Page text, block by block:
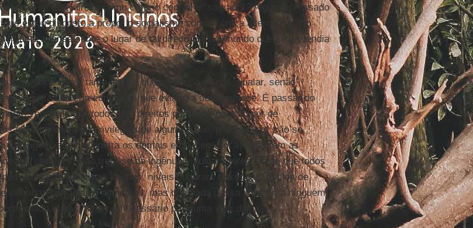
se este direito como critério central e “sagrado”? Algum apressado
que estou disposto a propor o socialismo como a única alternativa. No
apenas sobre o lugar de tal direito em um mundo que se pretendia
sociedade não é tanto aquela que se ocupa de nos igualar, senão
aquela que cria condições que evitam a desigualdade. É passar do
verbal de que todos têm direitos por igual, para dispor de
que suprimam os privilégios de alguns e que, por sua vez, irão se
vantagem, sobre e contra os demais e que, em troca, garantem as
do universo. Não trata-se da ingênua e vulgar pretensão de que todos
possibilidades idênticas, roupas, níveis culturais e crenças, estilos de
idênticas moradias e alimentos, mas que nada possa impedir, a ninguém,
efetiva de ter o necessário para uma vida digna.